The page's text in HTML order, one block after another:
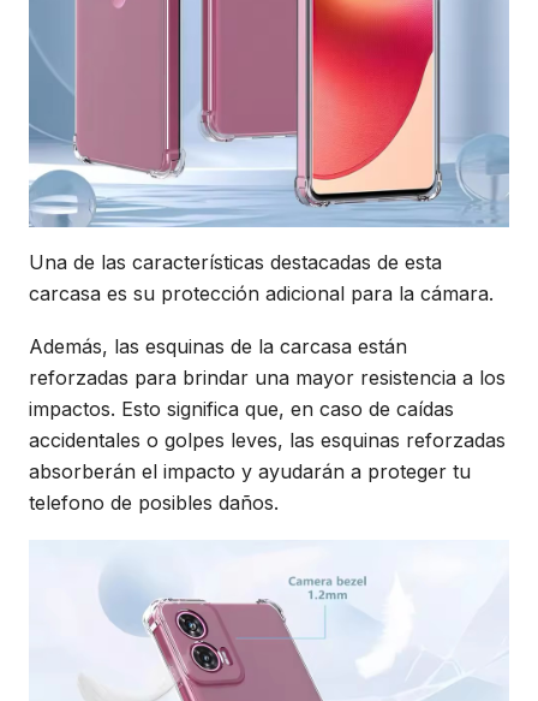
Una de las características destacadas de esta
carcasa es su protección adicional para la cámara.
Además, las esquinas de la carcasa están
reforzadas para brindar una mayor resistencia a los
impactos. Esto significa que, en caso de caídas
accidentales o golpes leves, las esquinas reforzadas
absorberán el impacto y ayudarán a proteger tu
telefono de posibles daños.